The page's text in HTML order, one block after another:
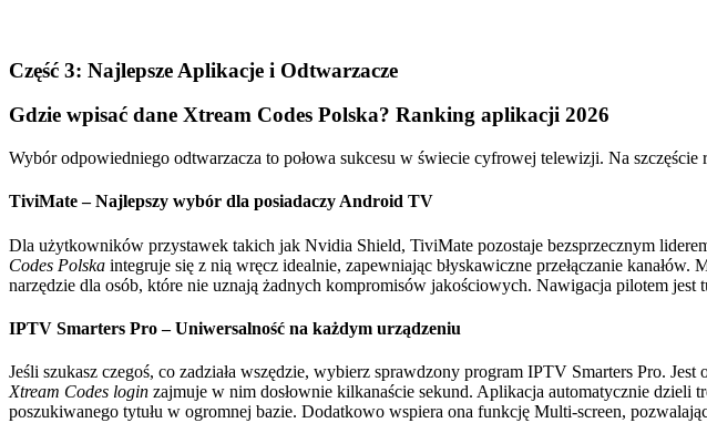
Część 3: Najlepsze Aplikacje i Odtwarzacze
Gdzie wpisać dane Xtream Codes Polska? Ranking aplikacji 2026
Wybór odpowiedniego odtwarzacza to połowa sukcesu w świecie cyfrowej telewizji. Na
TiviMate – Najlepszy wybór dla posiadaczy Android TV
Dla użytkowników przystawek takich jak Nvidia Shield, TiviMate pozostaje bezsprzecznym
Codes Polska integruje się z nią wręcz idealnie, zapewniając błyskawiczne przełączanie
narzędzie dla osób, które nie uznają żadnych kompromisów jakościowych. Nawigacja pilotem jest
IPTV Smarters Pro – Uniwersalność na każdym urządzeniu
Jeśli szukasz czegoś, co zadziała wszędzie, wybierz sprawdzony program IPTV Smarters Pro.
Xtream Codes login zajmuje w nim dosłownie kilkanaście sekund. Aplikacja automatycznie dzieli
poszukiwanego tytułu w ogromnej bazie. Dodatkowo wspiera ona funkcję Multi-screen,